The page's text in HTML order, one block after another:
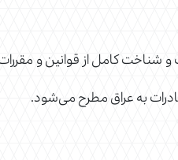
کامل از قوانین و
به عراق مطرح می‌شود.